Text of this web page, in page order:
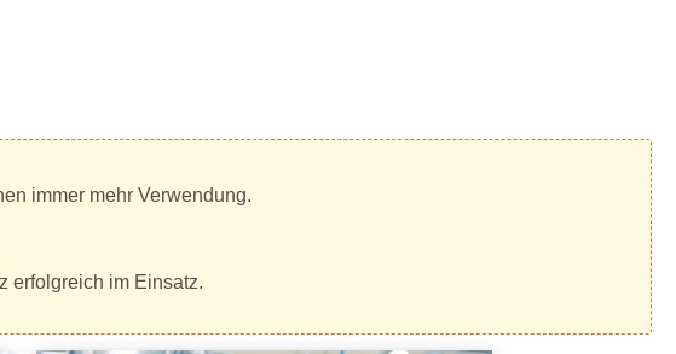
immer mehr Verwendung.
erfolgreich im Einsatz.